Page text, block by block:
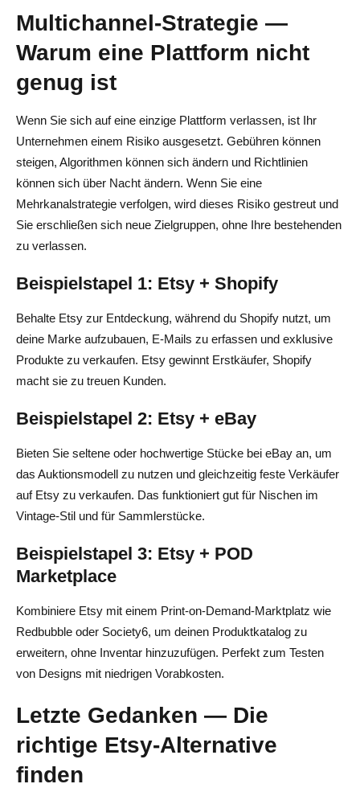
Multichannel-Strategie —
Warum eine Plattform nicht
genug ist
Wenn Sie sich auf eine einzige Plattform verlassen, ist Ihr
Unternehmen einem Risiko ausgesetzt. Gebühren können
steigen, Algorithmen können sich ändern und Richtlinien
können sich über Nacht ändern. Wenn Sie eine
Mehrkanalstrategie verfolgen, wird dieses Risiko gestreut und
Sie erschließen sich neue Zielgruppen, ohne Ihre bestehenden
zu verlassen.
Beispielstapel 1: Etsy + Shopify
Behalte Etsy zur Entdeckung, während du Shopify nutzt, um
deine Marke aufzubauen, E-Mails zu erfassen und exklusive
Produkte zu verkaufen. Etsy gewinnt Erstkäufer, Shopify
macht sie zu treuen Kunden.
Beispielstapel 2: Etsy + eBay
Bieten Sie seltene oder hochwertige Stücke bei eBay an, um
das Auktionsmodell zu nutzen und gleichzeitig feste Verkäufer
auf Etsy zu verkaufen. Das funktioniert gut für Nischen im
Vintage-Stil und für Sammlerstücke.
Beispielstapel 3: Etsy + POD
Marketplace
Kombiniere Etsy mit einem Print-on-Demand-Marktplatz wie
Redbubble oder Society6, um deinen Produktkatalog zu
erweitern, ohne Inventar hinzuzufügen. Perfekt zum Testen
von Designs mit niedrigen Vorabkosten.
Letzte Gedanken — Die
richtige Etsy-Alternative
finden